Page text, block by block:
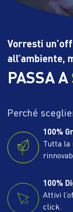
Vorresti
all’ambiente,
PASSA A
Perché
100%
Tutta la
100%
Attivi
click.